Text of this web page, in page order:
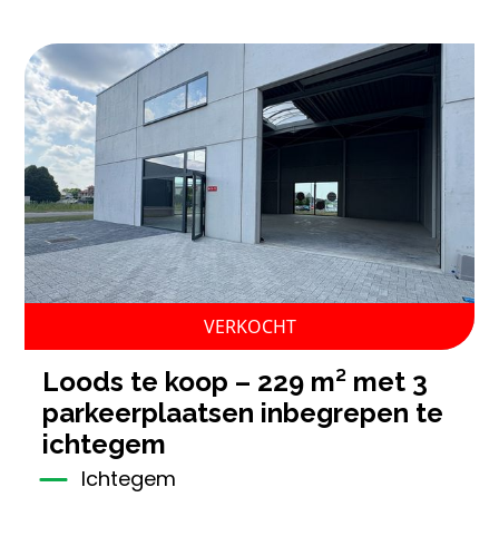
VERKOCHT
loods te koop – 229 m² met 3
parkeerplaatsen inbegrepen te
ichtegem
Ichtegem